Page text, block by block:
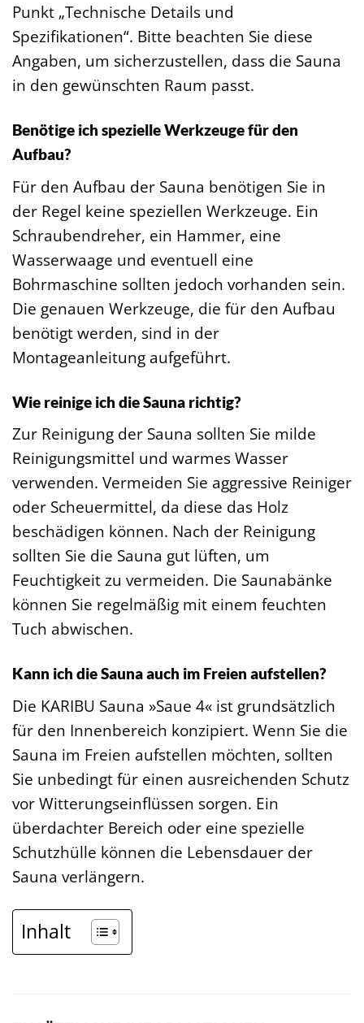
Punkt „Technische Details und
Spezifikationen“. Bitte beachten Sie diese
Angaben, um sicherzustellen, dass die Sauna
in den gewünschten Raum passt.
Benötige ich spezielle Werkzeuge für den
Aufbau?
Für den Aufbau der Sauna benötigen Sie in
der Regel keine speziellen Werkzeuge. Ein
Schraubendreher, ein Hammer, eine
Wasserwaage und eventuell eine
Bohrmaschine sollten jedoch vorhanden sein.
Die genauen Werkzeuge, die für den Aufbau
benötigt werden, sind in der
Montageanleitung aufgeführt.
Wie reinige ich die Sauna richtig?
Zur Reinigung der Sauna sollten Sie milde
Reinigungsmittel und warmes Wasser
verwenden. Vermeiden Sie aggressive Reiniger
oder Scheuermittel, da diese das Holz
beschädigen können. Nach der Reinigung
sollten Sie die Sauna gut lüften, um
Feuchtigkeit zu vermeiden. Die Saunabänke
können Sie regelmäßig mit einem feuchten
Tuch abwischen.
Kann ich die Sauna auch im Freien aufstellen?
Die KARIBU Sauna »Saue 4« ist grundsätzlich
für den Innenbereich konzipiert. Wenn Sie die
Sauna im Freien aufstellen möchten, sollten
Sie unbedingt für einen ausreichenden Schutz
vor Witterungseinflüssen sorgen. Ein
überdachter Bereich oder eine spezielle
Schutzhülle können die Lebensdauer der
Sauna verlängern.
Inhalt